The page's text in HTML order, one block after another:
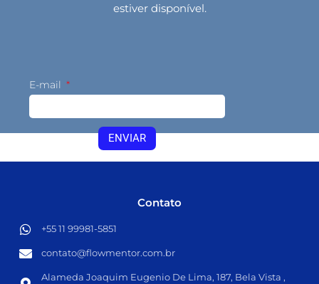
estiver disponível.
E-mail
ENVIAR
Contato
+55 11 99981-5851​
contato@flowmentor.com.br​
Alameda Joaquim Eugenio De Lima, 187, Bela Vista ,